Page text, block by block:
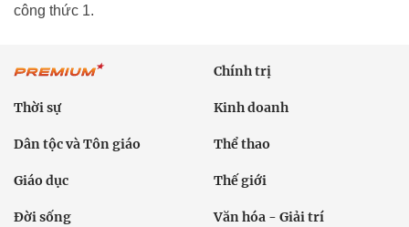
công thức 1.
Chính trị
Thời sự Kinh doanh
Dân tộc và Tôn giáo Thể thao
Giáo dục Thế giới
Đời sống Văn hóa - Giải trí